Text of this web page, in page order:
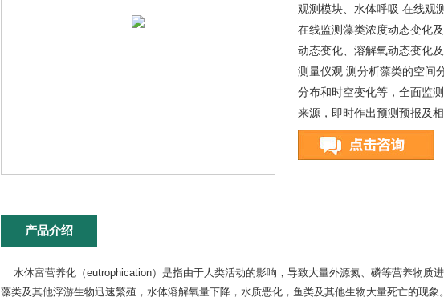
观测模块、水体呼吸 在线观
在线监测藻类浓度动态变化
动态变化、溶解氧动态变化
测量仪观 测分析藻类的空间
分布和时空变化等，全面监
来源，即时作出预测预报及相
产品介绍
水体富营养化（eutrophication）是指由于人类活动的影响，导致大量外源氮、磷等营养物质
藻类及其他浮游生物迅速繁殖，水体溶解氧量下降，水质恶化，鱼类及其他生物大量死亡的现